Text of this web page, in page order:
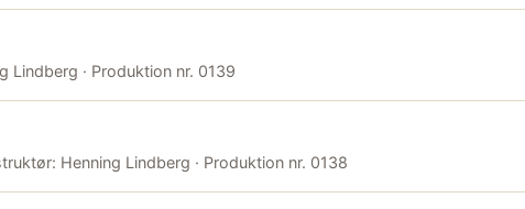
Lindberg · Produktion nr. 0139
Henning Lindberg · Produktion nr. 0138